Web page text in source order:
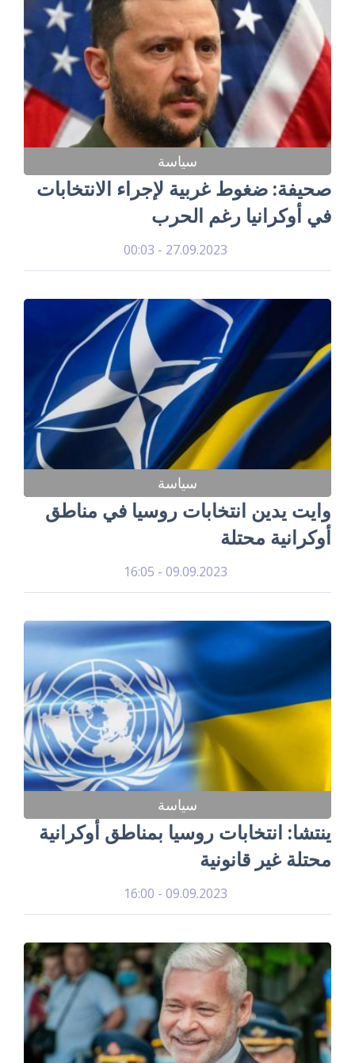
سياسة
صحيفة: ضغوط غربية لإجراء الانتخابات
في أوكرانيا رغم الحرب
27.09.2023 - 00:03
سياسة
وايت يدين انتخابات روسيا في مناطق
أوكرانية محتلة
09.09.2023 - 16:05
سياسة
ينتشا: انتخابات روسيا بمناطق أوكرانية
محتلة غير قانونية
09.09.2023 - 16:00